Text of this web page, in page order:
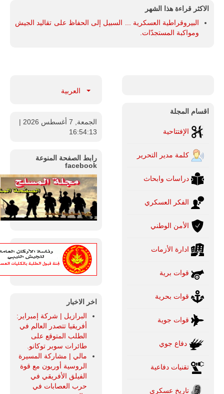
الاكثر قراءة هذا الشهر
البيروقراطية العسكرية ... السبيل إلى الحفاظ على تقاليد الجيش
ومواكبة المستجدّات.
اقسام المجلة
الإفتتاحية
كلمة مدير التحرير
دراسات وابحاث
الفكر العسكري
الأمن الوطني
ادارة الأزمات
قوات برية
قوات بحرية
قوات جوية
دفاع جوي
تقنيات دفاعية
تاريخ عسكري
العربية
الجمعة, 7 أغسطس 2026
|
16:54:14
رابط الصفحة المنوعة
facebook
اخر الاخبار
البرازيل | شركة إمبراير:
أفريقيا تتصدر العالم في
الطلب المتوقع على
طائرات سوبر توكانو.
مالي | مشاركة المسيرة
الروسية أوريون مع قوة
الفيلق الأفريقي في
حرب العصابات في